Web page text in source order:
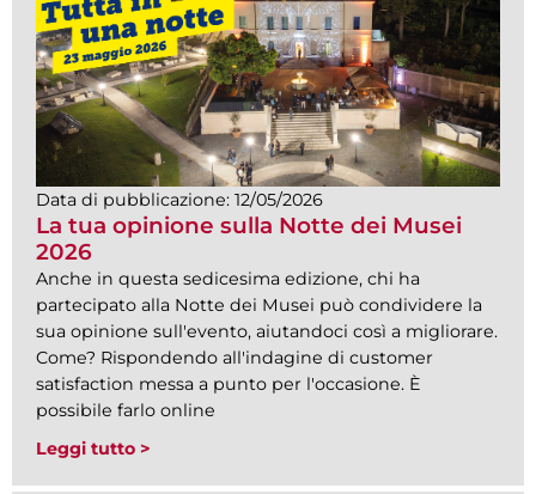
Data di pubblicazione: 12/05/2026
La tua opinione sulla Notte dei Musei
2026
Anche in questa sedicesima edizione, chi ha
partecipato alla Notte dei Musei può condividere la
sua opinione sull'evento, aiutandoci così a migliorare.
Come? Rispondendo all'indagine di customer
satisfaction messa a punto per l'occasione. È
possibile farlo online
Leggi tutto >